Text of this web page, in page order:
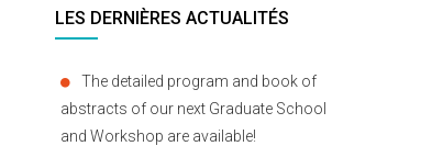
LES DERNIÈRES ACTUALITÉS
The detailed program and book of
abstracts of our next Graduate School
and Workshop are available!